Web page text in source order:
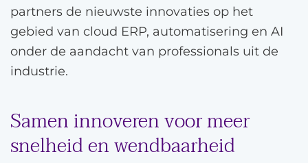
partners de nieuwste innovaties op het
gebied van cloud ERP, automatisering en AI
onder de aandacht van professionals uit de
industrie.
Samen innoveren voor meer
snelheid en wendbaarheid